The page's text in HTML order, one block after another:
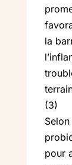
la
(3)
pour